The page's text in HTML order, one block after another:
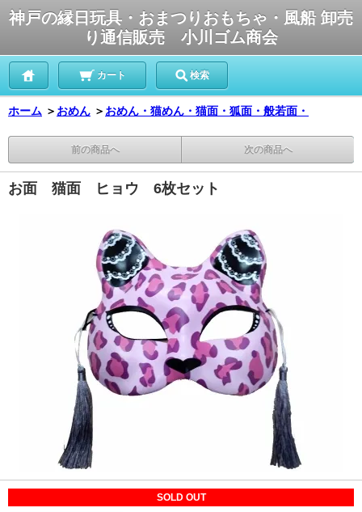
神戸の縁日玩具・おまつりおもちゃ・風船 卸売
り通信販売 小川ゴム商会
カート 検索
ホーム ＞ おめん ＞ おめん・猫めん・猫面・狐面・般若面・
前の商品へ 次の商品へ
お面 猫面 ヒョウ 6枚セット
SOLD OUT